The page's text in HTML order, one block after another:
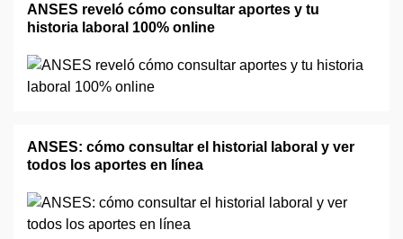
ANSES reveló cómo consultar aportes y tu
historia laboral 100% online
ANSES: cómo consultar el historial laboral y ver
todos los aportes en línea